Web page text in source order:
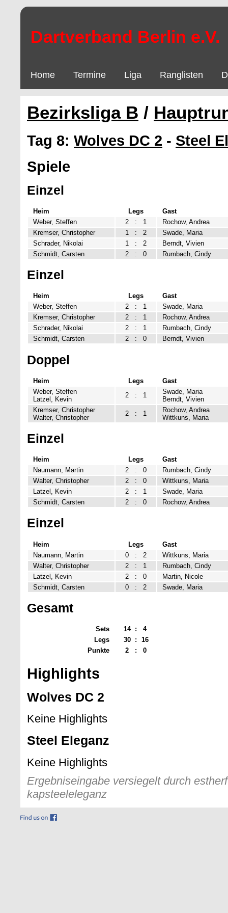
Dartverband Berlin e.V.
Home Termine Liga Ranglisten
Bezirksliga B /
Tag 8: Wolves DC 2 - Steel
Spiele
Einzel
Heim Legs
Gast
Weber, Steffen
2 : 1
Rochow, Andrea
Kremser, Christopher
1 : 2
Swade, Maria
Schrader, Nikolai
1 : 2
Berndt, Vivien
Schmidt, Carsten
2 : 0 Rumbach, Cindy
Einzel
Heim Legs
Gast
Weber, Steffen
2 : 1
Swade, Maria
Kremser, Christopher
2 : 1
Rochow, Andrea
Schrader, Nikolai
2 : 1
Rumbach, Cindy
Schmidt, Carsten
2 : 0 Berndt, Vivien
Doppel
Heim Legs
Gast
Weber, Steffen
Latzel, Kevin
2 : 1
Swade, Maria
Berndt, Vivien
Kremser, Christopher
Walter, Christopher
2 : 1
Rochow, Andrea
Wittkuns, Maria
Einzel
Heim Legs
Gast
Naumann, Martin
2 : 0
Rumbach, Cindy
Walter, Christopher
2 : 0
Wittkuns, Maria
Latzel, Kevin
2 : 1
Swade, Maria
Schmidt, Carsten
2 : 0 Rochow, Andrea
Einzel
Heim Legs
Gast
Naumann, Martin
0 : 2
Wittkuns, Maria
Walter, Christopher
2 : 1
Rumbach, Cindy
Latzel, Kevin
2 : 0
Martin, Nicole
Schmidt, Carsten
0 : 2 Swade, Maria
Gesamt
Sets 14 :
4
Legs
30 :
16
Punkte
2 : 0
Highlights
Wolves DC 2
Keine Highlights
Steel Eleganz
Keine Highlights
Ergebniseingabe versiegelt durch
kapsteeleleganz